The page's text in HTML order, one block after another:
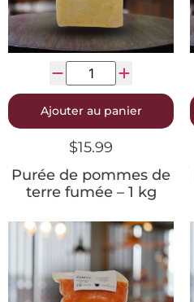
Purée de pommes de
terre fumée – 1 kg
$15.99
Ajouter au panier